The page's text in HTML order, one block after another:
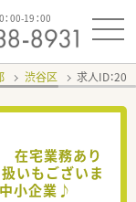
00-19：00
渋谷区 求人ID：
在宅業務あり
いもございま
小企業♪